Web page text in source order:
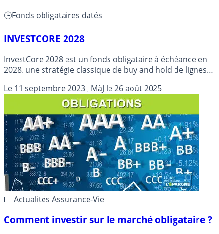
🕒Fonds obligataires datés
INVESTCORE 2028
InvestCore 2028 est un fonds obligataire à échéance en
2028, une stratégie classique de buy and hold de lignes
Le 11 septembre 2023 , MàJ le26 août 2025
💶 Actualités Assurance-Vie
Comment investir sur le marché obligataire ?